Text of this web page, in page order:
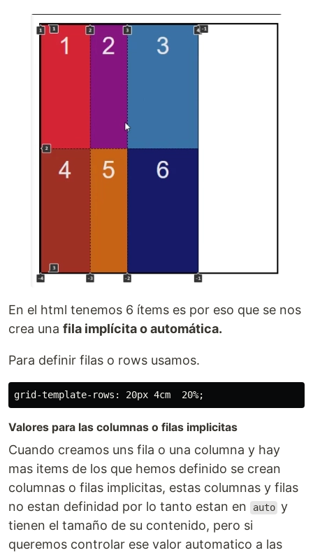
En el html tenemos 6 ítems es por eso que se nos
crea una fila implícita o automática.
Para definir filas o rows usamos.
Valores para las columnas o filas implicitas
Cuando creamos uns fila o una columna y hay
mas items de los que hemos definido se crean
columnas o filas implicitas, estas columnas y filas
no estan definidad por lo tanto estan en
auto y
tienen el tamaño de su contenido, pero si
queremos controlar ese valor automatico a las